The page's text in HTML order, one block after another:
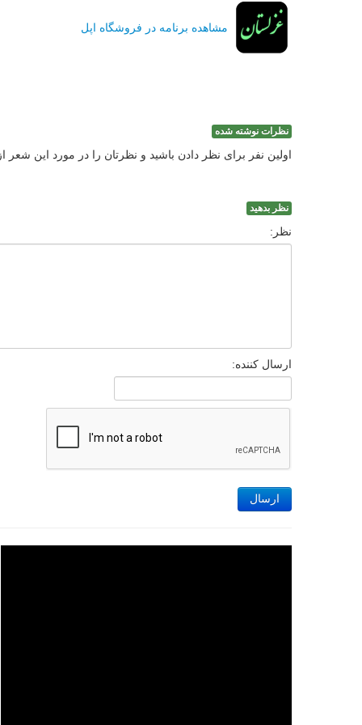
مشاهده برنامه در فروشگاه اپل
نظرات نوشته شده
اولین نفر برای نظر دادن باشید و نظرتان را در مورد این شعر
نظر بدهید
نظر:
ارسال کننده:
ارسال